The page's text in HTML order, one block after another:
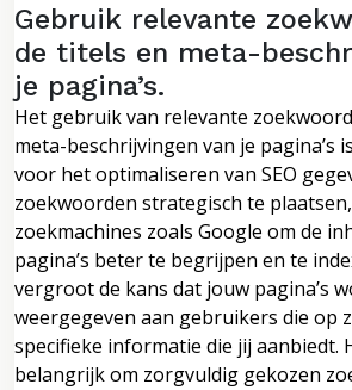
Gebruik relevante
de titels en meta-
je pagina’s.
Het gebruik van relevante
meta-beschrijvingen van je pagina’s
voor het optimaliseren van SEO
zoekwoorden strategisch te
zoekmachines zoals Google om de
pagina’s beter te begrijpen en te
vergroot de kans dat jouw pagina’s
weergegeven aan gebruikers die op
specifieke informatie die jij aanbiedt.
belangrijk om zorgvuldig gekozen